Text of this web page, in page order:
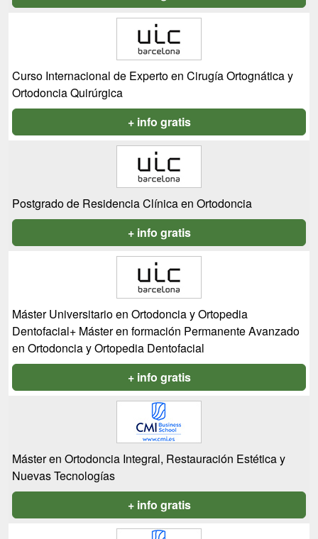
Curso Internacional de Experto en Cirugía Ortognática y
Ortodoncia Quirúrgica
+ info gratis
Postgrado de Residencia Clínica en Ortodoncia
+ info gratis
Máster Universitario en Ortodoncia y Ortopedia
Dentofacial+ Máster en formación Permanente Avanzado
en Ortodoncia y Ortopedia Dentofacial
+ info gratis
Máster en Ortodoncia Integral, Restauración Estética y
Nuevas Tecnologías
+ info gratis